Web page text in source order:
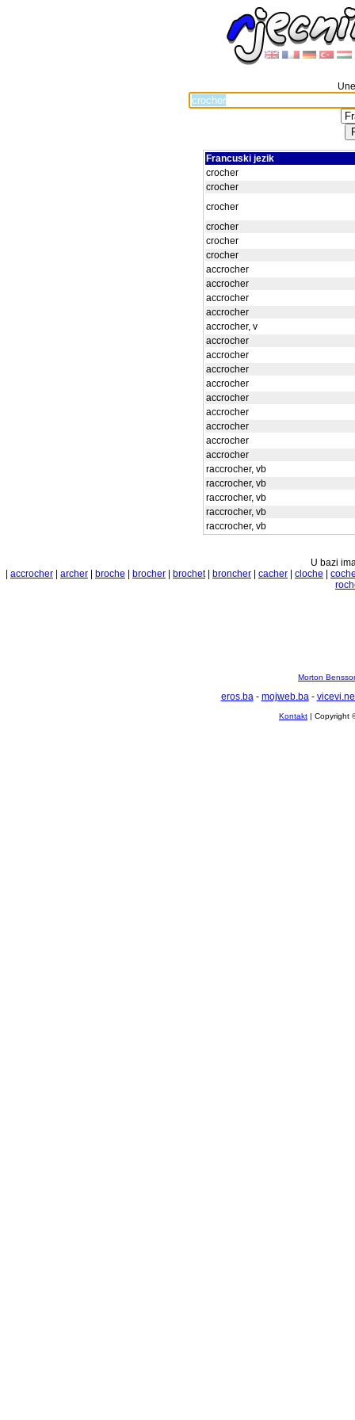
Francuski jezik
crocher
crocher
crocher
crocher
crocher
crocher
accrocher
accrocher
accrocher
accrocher
accrocher, v
accrocher
accrocher
accrocher
accrocher
accrocher
accrocher
accrocher
accrocher
accrocher
raccrocher, vb
raccrocher, vb
raccrocher, vb
raccrocher, vb
raccrocher, vb
U bazi
accrocher archer broche brocher brochet| broncher cacher cloche
Morton
eros.ba- mojweb.ba-
Kontakt | Copyright